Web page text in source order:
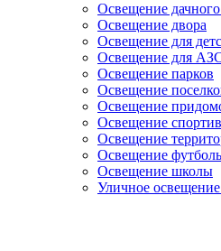
Освещение дачного
Освещение двора
Освещение для
Освещение для
Освещение парков
Освещение
Освещение
Освещение
Освещение
Освещение
Освещение школы
Уличное